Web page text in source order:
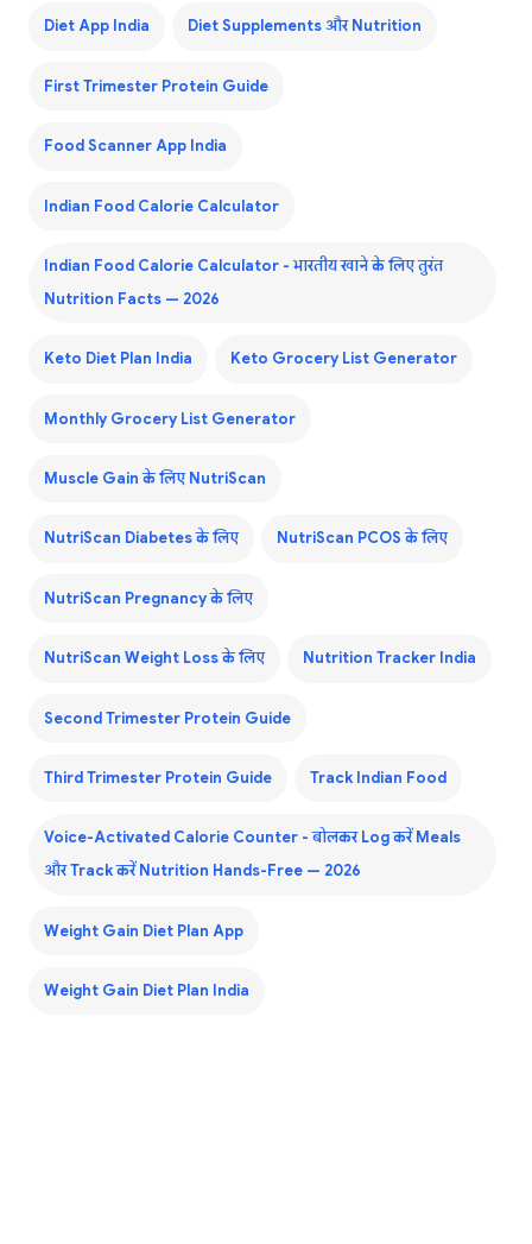
Diet App India Diet Supplements और Nutrition
First Trimester Protein Guide
Food Scanner App India
Indian Food Calorie Calculator
Indian Food Calorie Calculator - भारतीय खाने के लिए तुरंत
Nutrition Facts — 2026
Keto Diet Plan India Keto Grocery List Generator
Monthly Grocery List Generator
Muscle Gain के लिए NutriScan
NutriScan Diabetes के लिए NutriScan PCOS के लिए
NutriScan Pregnancy के लिए
NutriScan Weight Loss के लिए Nutrition Tracker India
Second Trimester Protein Guide
Third Trimester Protein Guide Track Indian Food
Voice-Activated Calorie Counter - बोलकर Log करें Meals
और Track करें Nutrition Hands-Free — 2026
Weight Gain Diet Plan App
Weight Gain Diet Plan India